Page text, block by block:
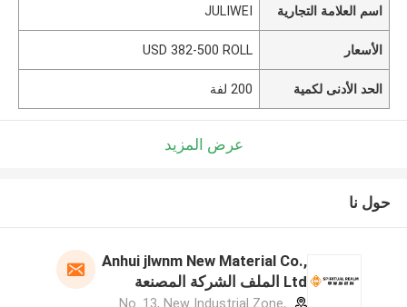
اسم العلامة التجارية JULIWEI
الأسعار USD 382-500 ROLL
الحد الأدنى لكمية 200 لفة
عرض المزيد
حول نا
Anhui jlwnm New Material Co.,
Ltd الملف الشركة المصنعة
No. 13, New Industrial Zone,